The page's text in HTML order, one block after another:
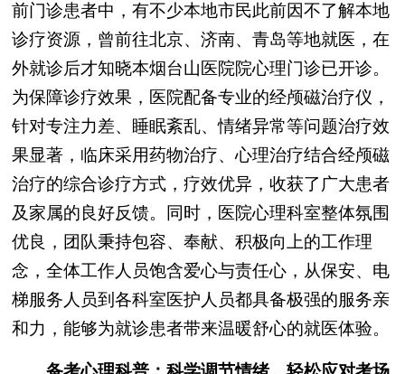
前门诊患者中，有不少本地市民此前因不了解本地
诊疗资源，曾前往北京、济南、青岛等地就医，在
外就诊后才知晓本烟台山医院院心理门诊已开诊。
为保障诊疗效果，医院配备专业的经颅磁治疗仪，
针对专注力差、睡眠紊乱、情绪异常等问题治疗效
果显著，临床采用药物治疗、心理治疗结合经颅磁
治疗的综合诊疗方式，疗效优异，收获了广大患者
及家属的良好反馈。同时，医院心理科室整体氛围
优良，团队秉持包容、奉献、积极向上的工作理
念，全体工作人员饱含爱心与责任心，从保安、电
梯服务人员到各科室医护人员都具备极强的服务亲
和力，能够为就诊患者带来温暖舒心的就医体验。